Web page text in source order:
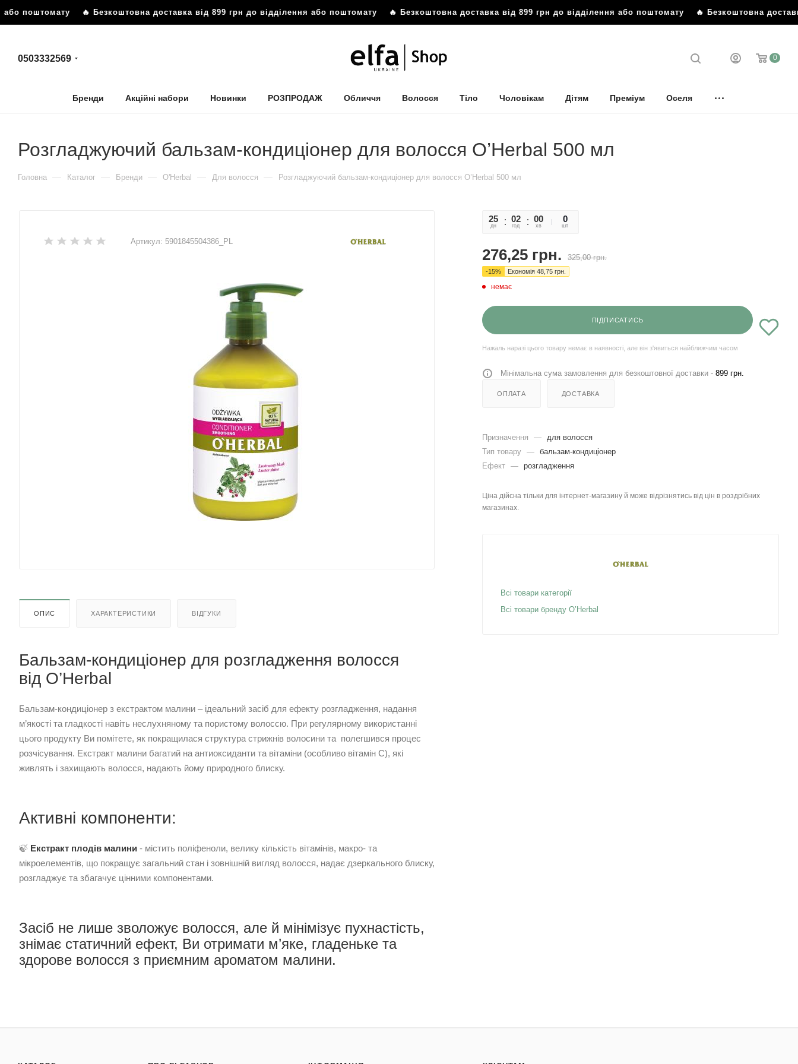
поштомату🔥 Безкоштовна доставка від 899 грн до відділення або поштомату🔥 Безкоштовна доставка від 899 грн до відділення або поштомату🔥 Безкоштовна
0503332569 0
Бренди Акційні набори Новинки РОЗПРОДАЖ Обличчя Волосся Тіло Чоловікам Дітям Преміум Оселя
Розгладжуючий бальзам-кондиціонер для волосся O’Herbal 500 мл
Головна — Каталог — Бренди — O'Herbal — Для волосся — Розгладжуючий бальзам-кондиціонер для волосся O’Herbal 500 мл
Артикул: 5901845504386_PL
ОПИС ХАРАКТЕРИСТИКИ ВІДГУКИ
Бальзам-кондиціонер для розгладження волосся
від O’Herbal
Бальзам-кондиціонер з екстрактом малини – ідеальний засіб для ефекту розгладження, надання
м’якості та гладкості навіть неслухняному та пористому волоссю. При регулярному використанні
цього продукту Ви помітете, як покращилася структура стрижнів волосини та полегшився процес
розчісування. Екстракт малини багатий на антиоксиданти та вітаміни (особливо вітамін C), які
живлять і захищають волосся, надають йому природного блиску.
Активні компоненти:
🍃 Екстракт плодів малини - містить поліфеноли, велику кількість вітамінів, макро- та
мікроелементів, що покращує загальний стан і зовнішній вигляд волосся, надає дзеркального блиску,
розгладжує та збагачує цінними компонентами.
Засіб не лише зволожує волосся, але й мінімізує пухнастість,
знімає статичний ефект, Ви отримати м’яке, гладеньке та
здорове волосся з приємним ароматом малини.
25
дн
02
год
00
хв
36
сек
0
шт
276,25 грн. 325,00грн.
-15% Економія 48,75 грн.
немає
ПІДПИСАТИСЬ
Нажаль наразі цього товару немає в наявності, але він з'явиться найближчим часом
Мінімальна сума замовлення для безкоштовної доставки - 899 грн.
ОПЛАТА ДОСТАВКА
Призначення —
для волосся
Тип товару — бальзам-кондиціонер
Ефект — розгладження
Ціна дійсна тільки для інтернет-магазину й може відрізнятись від цін в роздрібних
магазинах.
Всі товари категорії
Всі товари бренду O’Herbal